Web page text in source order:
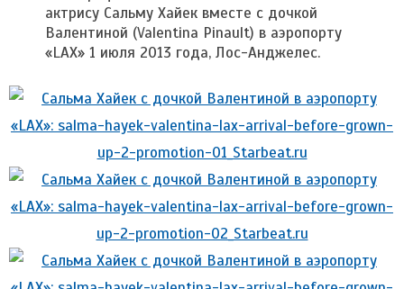
актрису Сальму Хайек вместе с дочкой
Валентиной (Valentina Pinault) в аэропорту
«LAX» 1 июля 2013 года, Лос-Анджелес.